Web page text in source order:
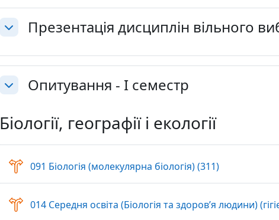
ЗгорнутиПрезентація дисциплін вільного
ЗгорнутиОпитування - І семестр
Біології, географії і екології
091 Біологія (молекулярна біологія) (311)Вибір
014 Середня освіта (Біологія та здоров’я людини)